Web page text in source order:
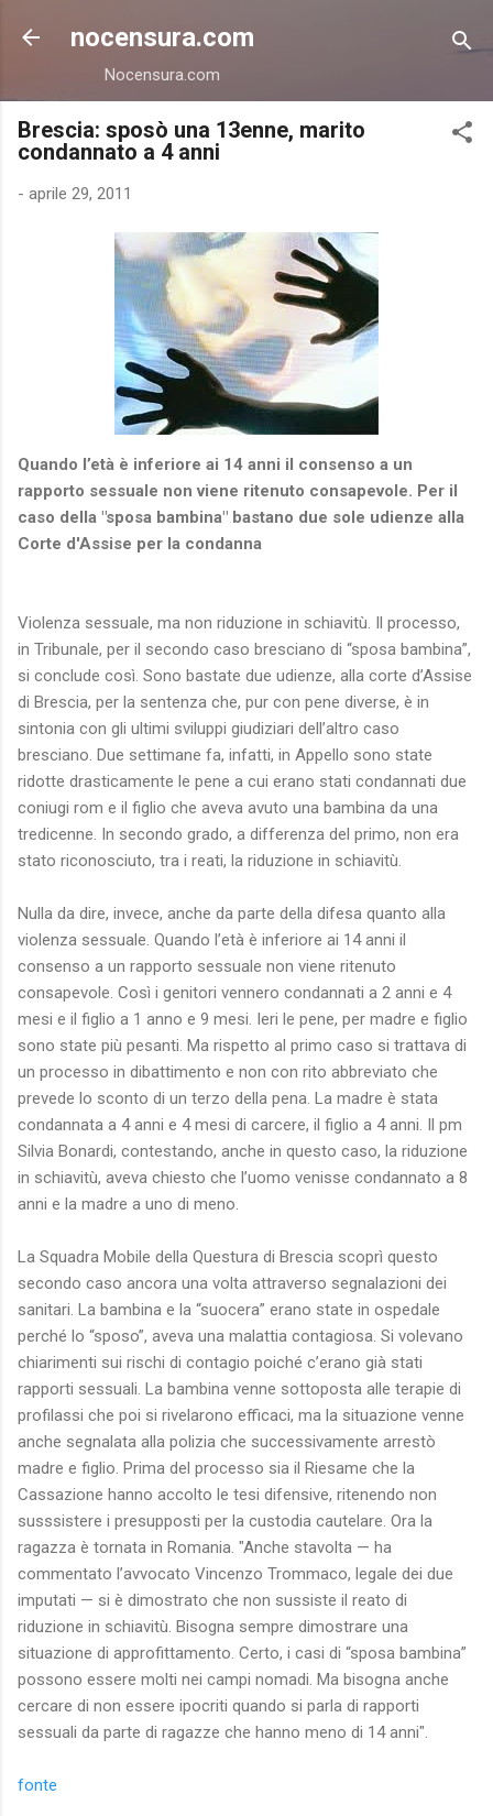
Passa ai contenuti principali
nocensura.com
Nocensura.com
Brescia: sposò una 13enne, marito
condannato a 4 anni
- aprile 29, 2011
Quando l’età è inferiore ai 14 anni il consenso a un
rapporto sessuale non viene ritenuto consapevole. Per il
caso della "sposa bambina" bastano due sole udienze alla
Corte d'Assise per la condanna
Violenza sessuale, ma non riduzione in schiavitù. Il processo,
in Tribunale, per il secondo caso bresciano di “sposa bambina”,
si conclude così. Sono bastate due udienze, alla corte d’Assise
di Brescia, per la sentenza che, pur con pene diverse, è in
sintonia con gli ultimi sviluppi giudiziari dell’altro caso
bresciano. Due settimane fa, infatti, in Appello sono state
ridotte drasticamente le pene a cui erano stati condannati due
coniugi rom e il figlio che aveva avuto una bambina da una
tredicenne. In secondo grado, a differenza del primo, non era
stato riconosciuto, tra i reati, la riduzione in schiavitù.
Nulla da dire, invece, anche da parte della difesa quanto alla
violenza sessuale. Quando l’età è inferiore ai 14 anni il
consenso a un rapporto sessuale non viene ritenuto
consapevole. Così i genitori vennero condannati a 2 anni e 4
mesi e il figlio a 1 anno e 9 mesi. Ieri le pene, per madre e figlio
sono state più pesanti. Ma rispetto al primo caso si trattava di
un processo in dibattimento e non con rito abbreviato che
prevede lo sconto di un terzo della pena. La madre è stata
condannata a 4 anni e 4 mesi di carcere, il figlio a 4 anni. Il pm
Silvia Bonardi, contestando, anche in questo caso, la riduzione
in schiavitù, aveva chiesto che l’uomo venisse condannato a 8
anni e la madre a uno di meno.
La Squadra Mobile della Questura di Brescia scoprì questo
secondo caso ancora una volta attraverso segnalazioni dei
sanitari. La bambina e la “suocera” erano state in ospedale
perché lo “sposo”, aveva una malattia contagiosa. Si volevano
chiarimenti sui rischi di contagio poiché c’erano già stati
rapporti sessuali. La bambina venne sottoposta alle terapie di
profilassi che poi si rivelarono efficaci, ma la situazione venne
anche segnalata alla polizia che successivamente arrestò
madre e figlio. Prima del processo sia il Riesame che la
Cassazione hanno accolto le tesi difensive, ritenendo non
susssistere i presupposti per la custodia cautelare. Ora la
ragazza è tornata in Romania. "Anche stavolta — ha
commentato l’avvocato Vincenzo Trommaco, legale dei due
imputati — si è dimostrato che non sussiste il reato di
riduzione in schiavitù. Bisogna sempre dimostrare una
situazione di approfittamento. Certo, i casi di “sposa bambina”
possono essere molti nei campi nomadi. Ma bisogna anche
cercare di non essere ipocriti quando si parla di rapporti
sessuali da parte di ragazze che hanno meno di 14 anni".
fonte